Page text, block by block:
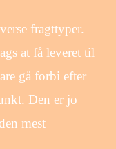
fragttyper.
at få leveret til
gå forbi efter
Den er jo
mest